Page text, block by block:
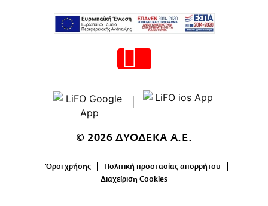
© 2026 ΔΥΟΔΕΚΑ Α.Ε.
Όροι χρήσης
Πολιτική προστασίας απορρήτου
Διαχείριση Cookies